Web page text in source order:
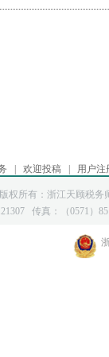
欢迎投稿 用户注
权所有：浙江天顾税务
传真：（0571）